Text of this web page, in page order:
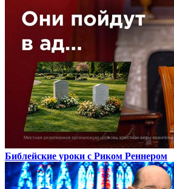
Библейские уроки с Риком Реннером